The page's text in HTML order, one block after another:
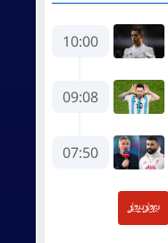
10:00
09:08
07:50